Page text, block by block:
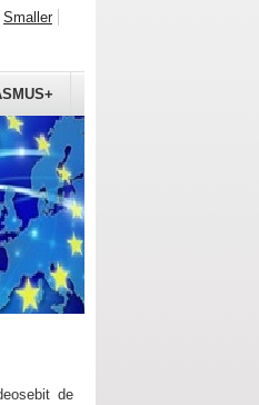
Smaller
de